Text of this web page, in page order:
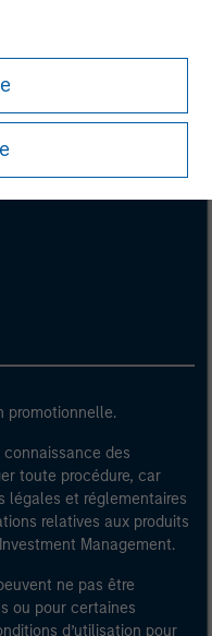
promotionnelle.
des
toute procédure, car
légales et réglementaires
relatives aux produits
Management.
ne pas être
ou pour certaines
d’utilisation pour